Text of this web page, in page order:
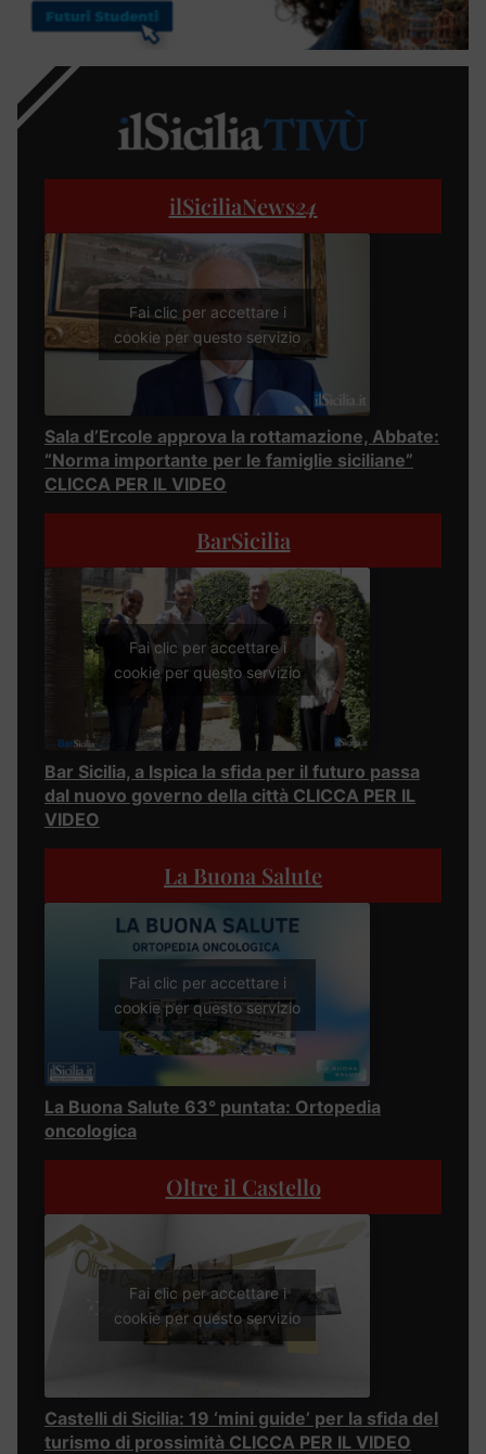
ilSiciliaNews24
Fai clic per accettare i
cookie per questo servizio
Sala d’Ercole approva la rottamazione, Abbate:
“Norma importante per le famiglie siciliane”
CLICCA PER IL VIDEO
BarSicilia
Fai clic per accettare i
cookie per questo servizio
Bar Sicilia, a Ispica la sfida per il futuro passa
dal nuovo governo della città CLICCA PER IL
VIDEO
La Buona Salute
Fai clic per accettare i
cookie per questo servizio
La Buona Salute 63° puntata: Ortopedia
oncologica
Oltre il Castello
Fai clic per accettare i
cookie per questo servizio
Castelli di Sicilia: 19 ‘mini guide’ per la sfida del
turismo di prossimità CLICCA PER IL VIDEO